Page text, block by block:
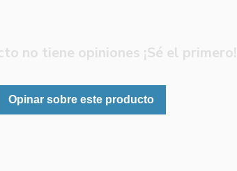
no tiene opiniones ¡Sé el primero!
Opinar sobre este producto